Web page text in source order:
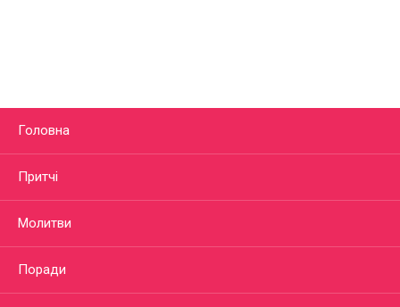
Головна
Притчі
Молитви
Поради